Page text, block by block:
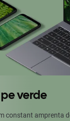
verde
constant amprenta